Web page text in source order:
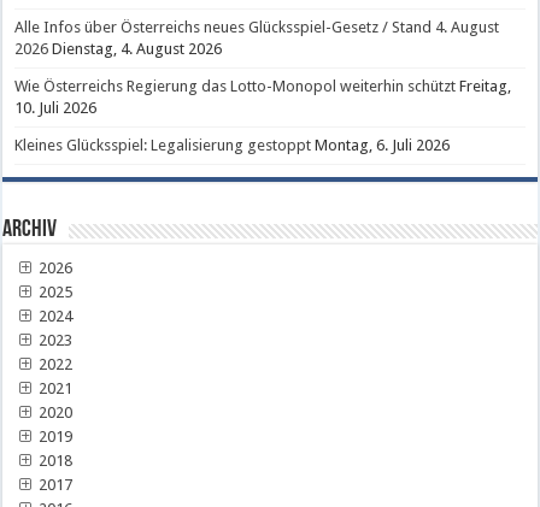
Alle Infos über Österreichs neues Glücksspiel-Gesetz / Stand 4. August
2026 Dienstag, 4. August 2026
Wie Österreichs Regierung das Lotto-Monopol weiterhin schützt Freitag,
10. Juli 2026
Kleines Glücksspiel: Legalisierung gestoppt Montag, 6. Juli 2026
Archiv
2026
2025
2024
2023
2022
2021
2020
2019
2018
2017